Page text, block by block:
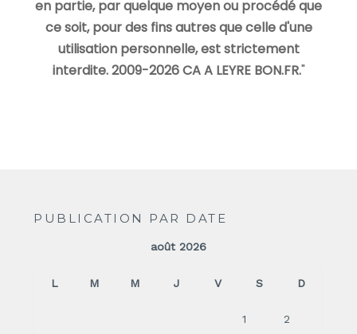
en partie, par quelque moyen ou procédé que
ce soit, pour des fins autres que celle d'une
utilisation personnelle, est strictement
interdite. 2009-2026 CA A LEYRE BON.FR."
PUBLICATION PAR DATE
août 2026
L M M J V S D
1 2